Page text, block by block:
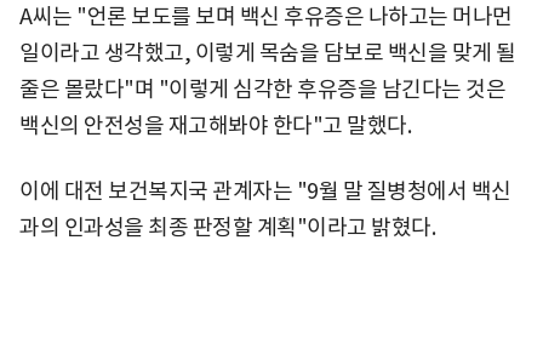
A씨는 "언론 보도를 보며 백신 후유증은 나하고는 머나먼
일이라고 생각했고, 이렇게 목숨을 담보로 백신을 맞게 될
줄은 몰랐다"며 "이렇게 심각한 후유증을 남긴다는 것은
백신의 안전성을 재고해봐야 한다"고 말했다.
이에 대전 보건복지국 관계자는 "9월 말 질병청에서 백신
과의 인과성을 최종 판정할 계획"이라고 밝혔다.